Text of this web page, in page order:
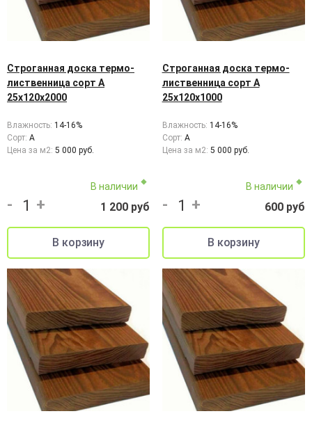
Строганная доска термо-
лиственница сорт А
25х120х2000
Влажность: 14-16%
Сорт: A
Цена за м2: 5 000 руб.
В наличии
- + 1 200 руб
Строганная доска термо-
лиственница сорт А
25х120х1000
Влажность: 14-16%
Сорт: A
Цена за м2: 5 000 руб.
В наличии
- + 600 руб